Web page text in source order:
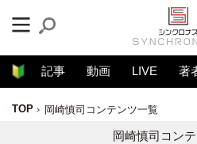
記事 動画 LIVE 著
TOP 岡崎慎司コンテンツ一覧
岡崎慎司コン